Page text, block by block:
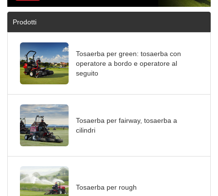
Prodotti
Tosaerba per green: tosaerba con
operatore a bordo e operatore al
seguito
Tosaerba per fairway, tosaerba a
cilindri
Tosaerba per rough